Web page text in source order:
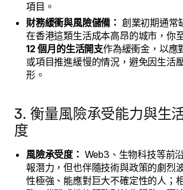
項目。
財務緩衝與風險儲備： 創業初期通常
在香港這類生活成本高昂的城市，你
12 個月的生活開支作為緩衝金，以應
或項目推進緩慢的情況，避免因生活
形。
3. 衡量風險承受能力與生
度
風險承受度： Web3、生物科技等前
報潛力，但也伴隨技術與政策的劇烈
性極強、能應對巨大不確定性的人；